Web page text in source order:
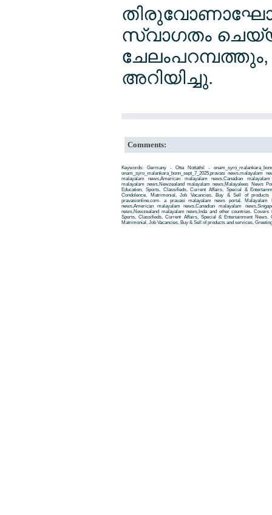
സ്വാഗതം
അറിയിച്ചു.
Comments:
Keywords: Germany - Otta Nottathil -
onam_syro_malankara_bonn_sept_7_2025,pravasi news,malayalam
malayalam news,American malayalam news,Canadian
malayalam news,Newzealand malayalam news,Malayalees News
Education, Sports, Classifieds, Current Affairs, Special &
Condolence, Matrimonial, Job Vacancies, Buy & Sell of
pravasionline.com- a pravasi malayalam news portal. Malayalam
news,American malayalam news,Canadian malayalam
news,Newzealand malayalam news,Inda and other countries.
Sports, Classifieds, Current Affairs, Special & Entertainment News.
Matrimonial, Job Vacancies, Buy & Sell of products and services,